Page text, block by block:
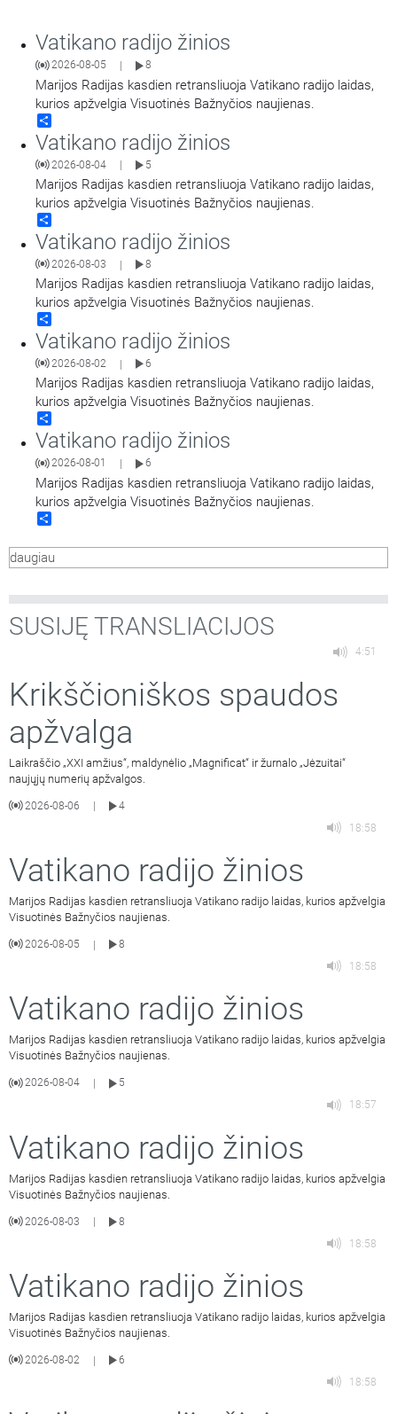
Vatikano radijo žinios
2026-08-05 8
Marijos Radijas kasdien retransliuoja Vatikano radijo laidas,
kurios apžvelgia Visuotinės Bažnyčios naujienas.
Vatikano radijo žinios
2026-08-04 5
Marijos Radijas kasdien retransliuoja Vatikano radijo laidas,
kurios apžvelgia Visuotinės Bažnyčios naujienas.
Vatikano radijo žinios
2026-08-03 | 8
Marijos Radijas kasdien retransliuoja Vatikano radijo laidas,
kurios apžvelgia Visuotinės Bažnyčios naujienas.
Vatikano radijo žinios
2026-08-02 | 6
Marijos Radijas kasdien retransliuoja Vatikano radijo laidas,
kurios apžvelgia Visuotinės Bažnyčios naujienas.
Vatikano radijo žinios
2026-08-01 6
Marijos Radijas kasdien retransliuoja Vatikano radijo laidas,
kurios apžvelgia Visuotinės Bažnyčios naujienas.
daugiau
SUSIJĘ TRANSLIACIJOS
4:51
Krikščioniškos spaudos
apžvalga
Laikraščio „XXI amžius“, maldynėlio „Magnificat“ ir žurnalo „Jėzuitai“
naujųjų numerių apžvalgos.
2026-08-06
4
18:58
Vatikano radijo žinios
Marijos Radijas kasdien retransliuoja Vatikano radijo laidas, kurios apžvelgia
Visuotinės Bažnyčios naujienas.
2026-08-05 |
8
18:58
Vatikano radijo žinios
Marijos Radijas kasdien retransliuoja Vatikano radijo laidas, kurios apžvelgia
Visuotinės Bažnyčios naujienas.
2026-08-04
5
18:57
Vatikano radijo žinios
Marijos Radijas kasdien retransliuoja Vatikano radijo laidas, kurios apžvelgia
Visuotinės Bažnyčios naujienas.
2026-08-03
8
18:58
Vatikano radijo žinios
Marijos Radijas kasdien retransliuoja Vatikano radijo laidas, kurios apžvelgia
Visuotinės Bažnyčios naujienas.
2026-08-02 |
6
18:58